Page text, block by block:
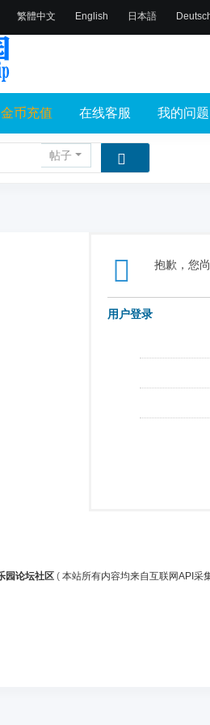
繁體中文 English 日本語
金币充值 在线客服 我的问题
帖子
抱歉，您
用户登录
园论坛社区 ( 本站所有内容均来自互联网API采